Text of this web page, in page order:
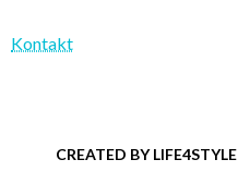
Kontakt
CREATED BY LIFE4STYLE